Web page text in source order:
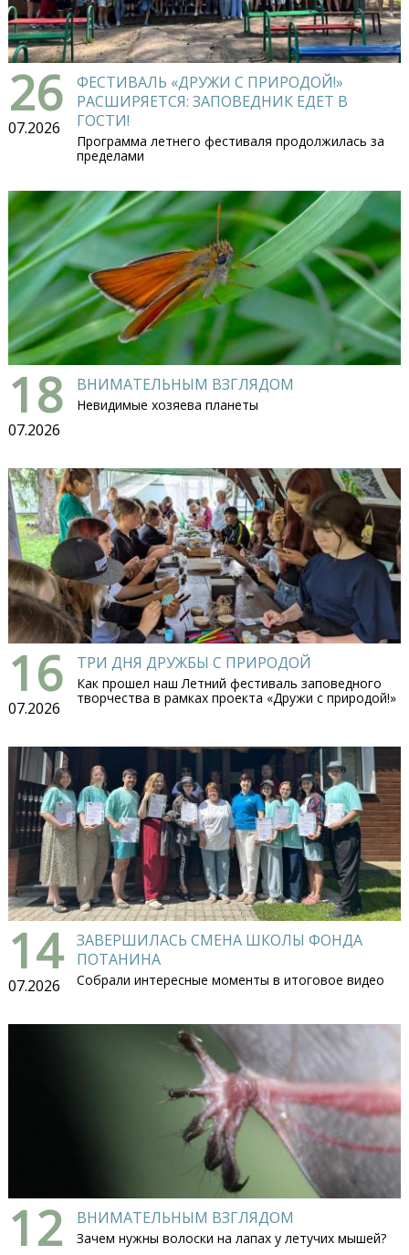
26
07.2026
ФЕСТИВАЛЬ «ДРУЖИ С ПРИРОДОЙ!»
РАСШИРЯЕТСЯ: ЗАПОВЕДНИК ЕДЕТ В
ГОСТИ!
Программа летнего фестиваля продолжилась за
пределами
18
07.2026
ВНИМАТЕЛЬНЫМ ВЗГЛЯДОМ
Невидимые хозяева планеты
16
07.2026
ТРИ ДНЯ ДРУЖБЫ С ПРИРОДОЙ
Как прошел наш Летний фестиваль заповедного
творчества в рамках проекта «Дружи с природой!»
14
07.2026
ЗАВЕРШИЛАСЬ СМЕНА ШКОЛЫ ФОНДА
ПОТАНИНА
Собрали интересные моменты в итоговое видео
12 ВНИМАТЕЛЬНЫМ ВЗГЛЯДОМ
Зачем нужны волоски на лапах у летучих мышей?